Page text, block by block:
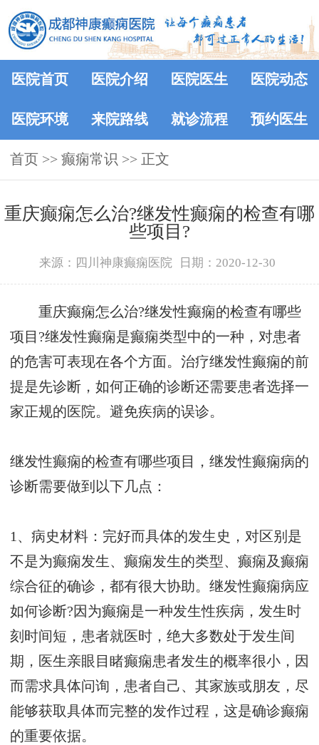
医院首页 医院介绍 医院医生 医院动态
医院环境 来院路线 就诊流程 预约医生
首页 >> 癫痫常识 >> 正文
重庆癫痫怎么治?继发性癫痫的检查有哪
些项目?
来源：四川神康癫痫医院 日期：2020-12-30
重庆癫痫怎么治?继发性癫痫的检查有哪些
项目?继发性癫痫是癫痫类型中的一种，对患者
的危害可表现在各个方面。治疗继发性癫痫的前
提是先诊断，如何正确的诊断还需要患者选择一
家正规的医院。避免疾病的误诊。
继发性癫痫的检查有哪些项目，继发性癫痫病的
诊断需要做到以下几点：
1、病史材料：完好而具体的发生史，对区别是
不是为癫痫发生、癫痫发生的类型、癫痫及癫痫
综合征的确诊，都有很大协助。继发性癫痫病应
如何诊断?因为癫痫是一种发生性疾病，发生时
刻时间短，患者就医时，绝大多数处于发生间
期，医生亲眼目睹癫痫患者发生的概率很小，因
而需求具体问询，患者自己、其家族或朋友，尽
能够获取具体而完整的发作过程，这是确诊癫痫
的重要依据。